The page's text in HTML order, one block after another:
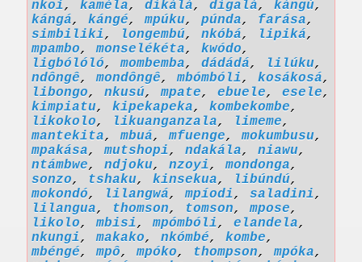
nkoi, kaméla, díkálá, dígalá, kángú,
kángá, kángé,mpúku, púnda, farása,
simbiliki, longembú, nkóbá, lipiká,
mpambo,monselékéta, kwódo,
ligbólóló,mombemba, dádádá, lilúku,
ndôngê,mondôngê,mbómbóli, kosákosá,
libongo, nkusú,mpate, ebuele, esele,
kimpiatu, kipekapeka, kombekombe,
likokolo, likuanganzala, limeme,
mantekita,mbuá,mfuenge,mokumbusu,
mpakása,mutshopi, ndakála, niawu,
ntámbwe, ndjoku, nzoyi,mondonga,
sonzo, tshaku, kinsekua, libúndú,
mokondó, lilangwá,mpíodi, saladini,
lilangua, thomson, tomson,mpose,
likolo,mbisi,mpómbóli, elandela,
nkungi,makako, nkómbé, kombe,
mbéngé,mpô,mpóko, thompson,mpóka,